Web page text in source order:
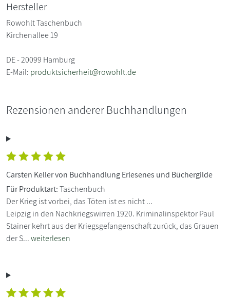
Hersteller
Rowohlt Taschenbuch
Kirchenallee 19
DE - 20099 Hamburg
E-Mail: produktsicherheit@rowohlt.de
Rezensionen anderer Buchhandlungen
Carsten Keller von Buchhandlung Erlesenes und Büchergilde
Für Produktart:Taschenbuch
Der Krieg ist vorbei, das Töten ist es nicht ...
Leipzig in den Nachkriegswirren 1920. Kriminalinspektor Paul
Stainer kehrt aus der Kriegsgefangenschaft zurück, das Grauen
der S...weiterlesen